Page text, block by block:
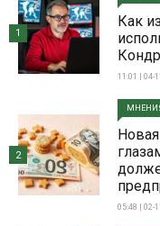
Как
11:01 | 04-
1
05:48 | 02-
2